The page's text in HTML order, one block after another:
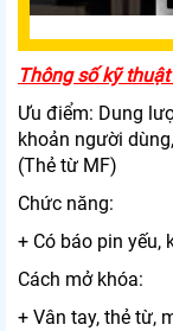
Thông số kỹ thuật
Ưu điểm: Dung
khoản người
(Thẻ từ MF)
Chức năng:
+ Có báo pin yếu,
Cách mở khóa:
+ Vân tay, thẻ từ,